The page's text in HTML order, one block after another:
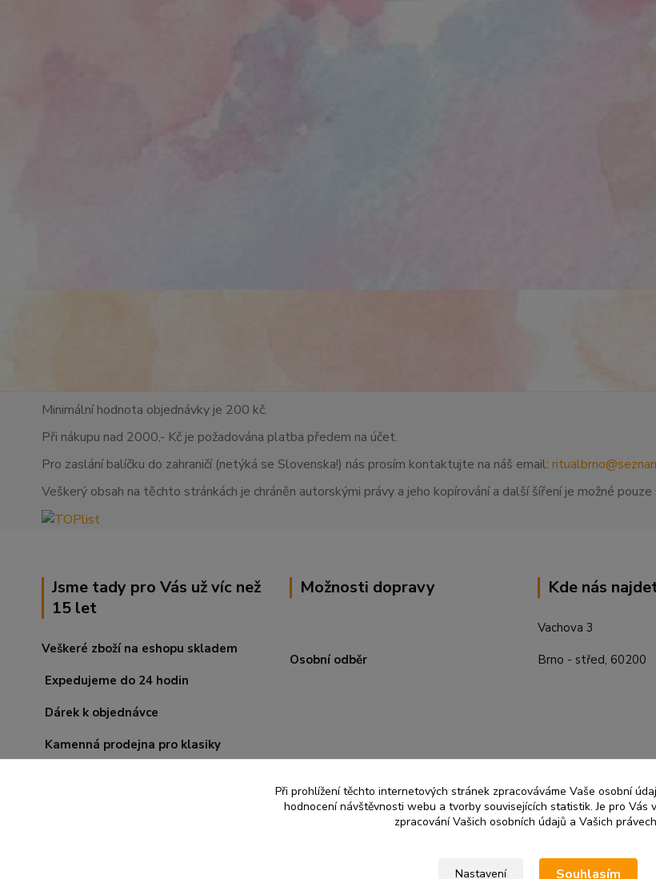
Minimální hodnota objednávky je 200 kč.
Při nákupu nad 2000,- Kč je požadována platba předem na účet.
Pro zaslání balíčku do zahraničí (netýká se Slovenska!) nás prosím kontaktujte na náš email:
Veškerý obsah na těchto stránkách je chráněn autorskými právy a jeho kopírování a další šíření je možné
Jsme tady pro Vás už víc než
15 let
Veškeré zboží na eshopu skladem
Expedujeme do 24 hodin
Dárek k objednávce
Kamenná prodejna pro klasiky
Možnosti dopravy
Osobní odběr
Kde nás
Vachova 3
Brno - střed, 60200
Při prohlížení těchto internetových stránek zpracováváme Vaše osobní
hodnocení návštěvnosti webu a tvorby souvisejících statistik. Je pro Vás
zpracování Vašich osobních údajů a Vašich právech
Nastavení Souhlasím